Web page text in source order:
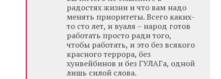
радостях жизни и что вам надо
менять приоритеты. Всего каких-
то сто лет, и вуаля – народ готов
работать просто ради того,
чтобы работать, и это без всякого
красного террора, без
хунвейбинов и без ГУЛАГа, одной
лишь силой слова.